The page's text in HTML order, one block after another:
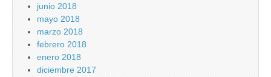
junio 2018
mayo 2018
marzo 2018
febrero 2018
enero 2018
diciembre 2017